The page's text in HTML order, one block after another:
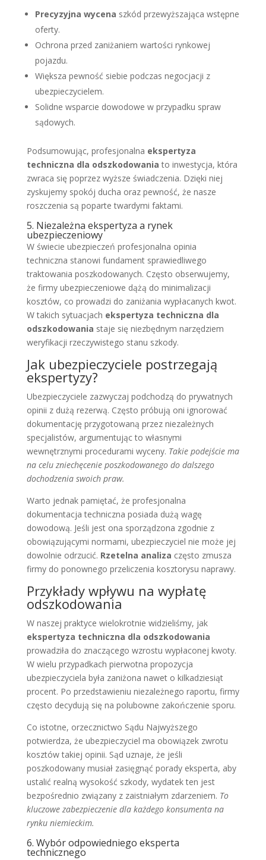
Precyzyjna wycena szkód przewyższająca wstępne
oferty.
Ochrona przed zaniżaniem wartości rynkowej
pojazdu.
Większa pewność siebie podczas negocjacji z
ubezpieczycielem.
Solidne wsparcie dowodowe w przypadku spraw
sądowych.
Podsumowując, profesjonalna ekspertyza
techniczna dla odszkodowania to inwestycja, która
zwraca się poprzez wyższe świadczenia. Dzięki niej
zyskujemy spokój ducha oraz pewność, że nasze
roszczenia są poparte twardymi faktami.
5. Niezależna ekspertyza a rynek
ubezpieczeniowy
W świecie ubezpieczeń profesjonalna opinia
techniczna stanowi fundament sprawiedliwego
traktowania poszkodowanych. Często obserwujemy,
że firmy ubezpieczeniowe dążą do minimalizacji
kosztów, co prowadzi do zaniżania wypłacanych kwot.
W takich sytuacjach ekspertyza techniczna dla
odszkodowania staje się niezbędnym narzędziem
weryfikacji rzeczywistego stanu szkody.
Jak ubezpieczyciele postrzegają
ekspertyzy?
Ubezpieczyciele zazwyczaj podchodzą do prywatnych
opinii z dużą rezerwą. Często próbują oni ignorować
dokumentację przygotowaną przez niezależnych
specjalistów, argumentując to własnymi
wewnętrznymi procedurami wyceny. Takie podejście ma
na celu zniechęcenie poszkodowanego do dalszego
dochodzenia swoich praw.
Warto jednak pamiętać, że profesjonalna
dokumentacja techniczna posiada dużą wagę
dowodową. Jeśli jest ona sporządzona zgodnie z
obowiązującymi normami, ubezpieczyciel nie może jej
dowolnie odrzucić. Rzetelna analiza często zmusza
firmy do ponownego przeliczenia kosztorysu naprawy.
Przykłady wpływu na wypłatę
odszkodowania
W naszej praktyce wielokrotnie widzieliśmy, jak
ekspertyza techniczna dla odszkodowania
prowadziła do znaczącego wzrostu wypłaconej kwoty.
W wielu przypadkach pierwotna propozycja
ubezpieczyciela była zaniżona nawet o kilkadziesiąt
procent. Po przedstawieniu niezależnego raportu, firmy
często decydują się na polubowne zakończenie sporu.
Co istotne, orzecznictwo Sądu Najwyższego
potwierdza, że ubezpieczyciel ma obowiązek zwrotu
kosztów takiej opinii. Sąd uznaje, że jeśli
poszkodowany musiał zasięgnąć porady eksperta, aby
ustalić realną wysokość szkody, wydatek ten jest
bezpośrednio związany z zaistniałym zdarzeniem. To
kluczowe zabezpieczenie dla każdego konsumenta na
rynku niemieckim.
6. Wybór odpowiedniego eksperta
technicznego